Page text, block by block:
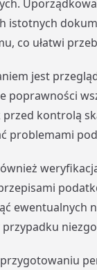
istotnych
co ułatwi
jest
poprawności
kontrolą
problemami
ewentualnych
przypadku